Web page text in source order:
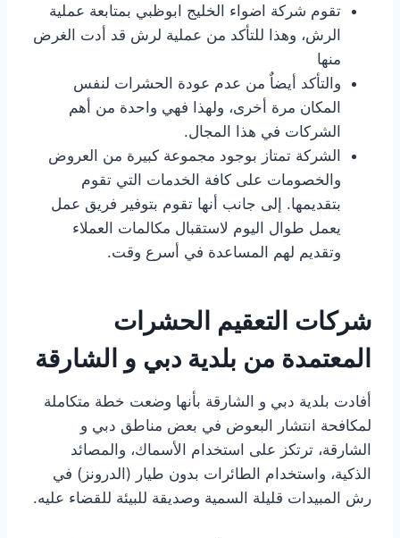
تقوم شركة اضواء الخليج ابوظبي بمتابعة عملية
الرش، وهذا للتأكد من عملية لرش قد أدت الغرض
منها
والتأكد أيضاٌ من عدم عودة الحشرات لنفس
المكان مرة أخرى، ولهذا فهي واحدة من أهم
الشركات في هذا المجال.
الشركة تمتاز بوجود مجموعة كبيرة من العروض
والخصومات على كافة الخدمات التي تقوم
بتقديمها. إلى جانب أنها تقوم بتوفير فريق عمل
يعمل طوال اليوم لاستقبال مكالمات العملاء
وتقديم لهم المساعدة في أسرع وقت.
شركات التعقيم الحشرات
المعتمدة من بلدية دبي و الشارقة
أفادت بلدية دبي و الشارقة بأنها وضعت خطة متكاملة
لمكافحة انتشار البعوض في بعض مناطق دبي و
الشارقة، ترتكز على استخدام الأسماك، والمصائد
الذكية، واستخدام الطائرات بدون طيار (الدرونز) في
رش المبيدات قليلة السمية وصديقة للبيئة للقضاء عليه.